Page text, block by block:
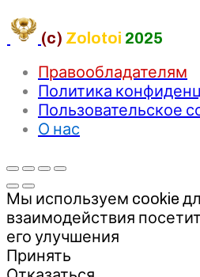
(c) Zolotoi 2025
Правообладателям
Политика
Пользовательское
О нас
Мы используем cookie
взаимодействия
его улучшения
Принять